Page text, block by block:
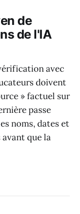
de
de l'IA
avec
doivent
» factuel sur
passe
noms, dates et
que la